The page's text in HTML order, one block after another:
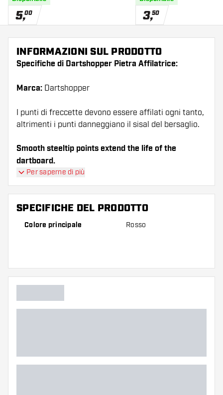
5,00 3,50
INFORMAZIONI SUL PRODOTTO
Specifiche di Dartshopper Pietra Affilatrice:
Marca: Dartshopper
I punti di freccette devono essere affilati ogni tanto,
altrimenti i punti danneggiano il sisal del bersaglio.
Smooth steeltip points extend the life of the
dartboard.
Per saperne di più
SPECIFICHE DEL PRODOTTO
Colore principale Rosso